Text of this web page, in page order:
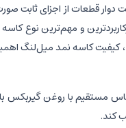
قطعات از اجزای ثابت
و مهم‌ترین نوع
کاسه نمد میل‌لنگ اهمیت
با روغن گیربکس
کند.